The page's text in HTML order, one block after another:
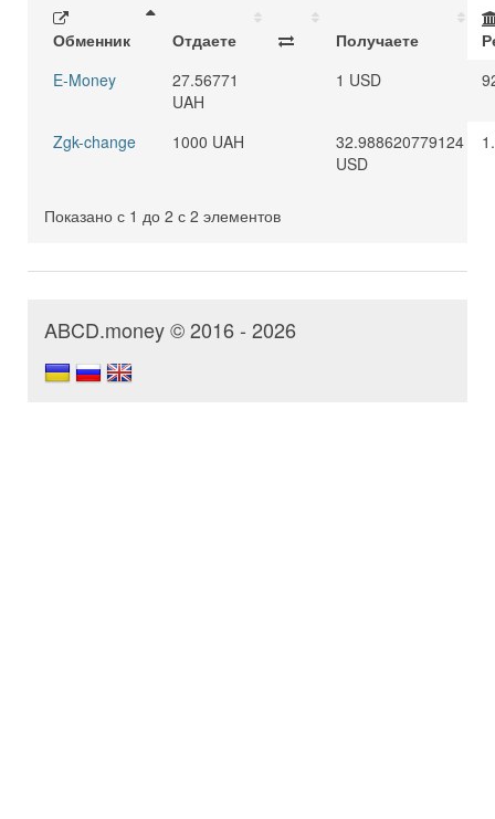
Обменник Отдаете Получаете
E-Money
27.56771
UAH
1 USD
Zgk-change 1000 UAH
32.988620779124
USD
Показано с 1 до 2 с 2 элементов
ABCD.money © 2016 - 2026